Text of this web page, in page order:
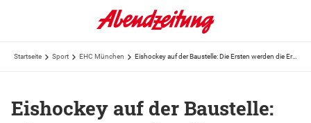
Startseite Sport EHC München Eishockey auf der Baustelle: Die Ersten werden die Ersten sein
Eishockey auf der Baustelle: